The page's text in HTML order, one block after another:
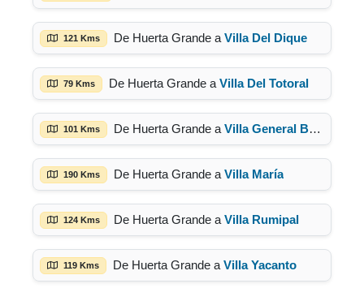
121 Kms De Huerta Grande a Villa Del Dique
79 Kms De Huerta Grande a Villa Del Totoral
101 Kms De Huerta Grande a Villa General Belgrano
190 Kms De Huerta Grande a Villa María
124 Kms De Huerta Grande a Villa Rumipal
119 Kms De Huerta Grande a Villa Yacanto